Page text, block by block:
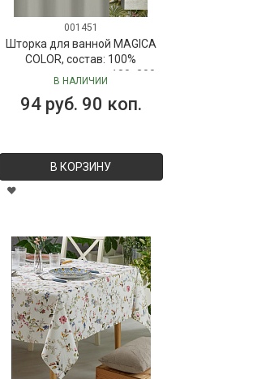
001451
Шторка для ванной MAGICA
COLOR, состав: 100%
полиэстер, размер: 180х200
В НАЛИЧИИ
94 руб. 90 коп.
В КОРЗИНУ